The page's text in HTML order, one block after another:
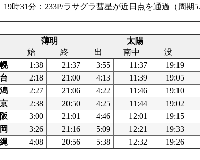
19時31分：233P/ラサグラ彗星が近日点を通過（周期
薄明 太陽
始
終 出 南中 没
1:38 21:37 3:55 11:37 19:19
2:18 21:00 4:13 11:39 19:05
2:27 21:06 4:22 11:46 19:10
2:38 20:50 4:25 11:44 19:02
3:00 21:01 4:46 12:01 19:15
3:26 21:16 5:09 12:21 19:33
4:08 20:56 5:38 12:32 19:26